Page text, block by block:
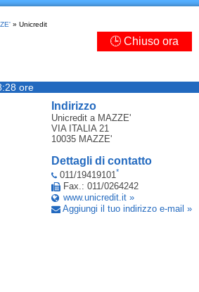
» Unicredit
🕒 Chiuso ora
ore
Indirizzo
Unicredita MAZZE'
VIA ITALIA 21
10035 MAZZE'
Dettagli di contatto
011/19419101*
Fax.: 011/0264242
www.unicredit.it »
Aggiungi il tuo indirizzo e-mail »